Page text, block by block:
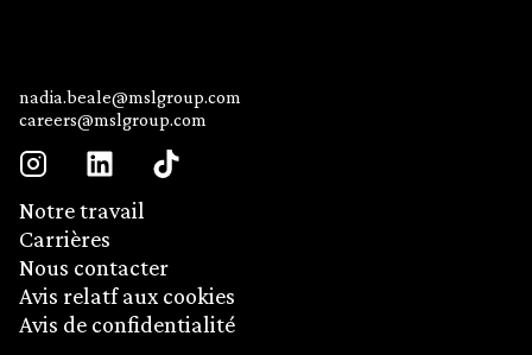
nadia.beale@mslgroup.com
careers@mslgroup.com
Notre travail
Carrières
Nous contacter
Avis relatf aux cookies
Avis de confidentialité